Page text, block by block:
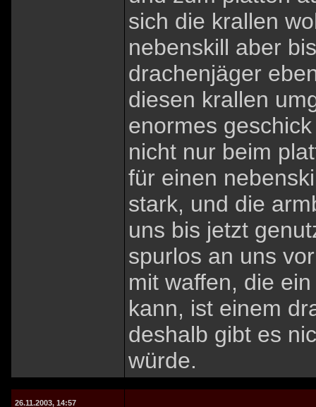
sich die krallen
nebenskill aber
drachenjäger
diesen krallen
enormes
nicht nur beim
für einen
stark, und die
uns bis jetzt
spurlos an uns
mit waffen, die
kann, ist einem
deshalb gibt es
würde.
26.11.2003, 14:57